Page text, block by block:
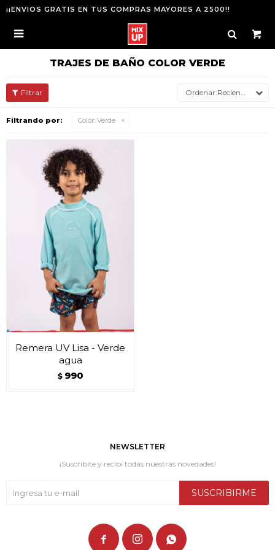
¡¡ENVIOS GRATIS EN TUS COMPRAS MAYORES A 2500!!

TRAJES DE BAÑO COLOR VERDE
Recientes
Filtrando por: Color: Verde
Remera UV Lisa - Verde
agua
$ 990
NEWSLETTER
¡Suscribite y recibí todas nuestras novedades!
SUSCRIBIRME
  